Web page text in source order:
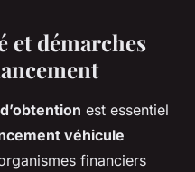
et démarches
est essentiel
véhicule
financiers